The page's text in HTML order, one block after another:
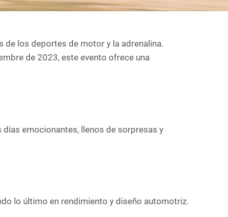
los deportes de motor y la adrenalina.
de 2023, este evento ofrece una
emocionantes, llenos de sorpresas y
lo último en rendimiento y diseño automotriz.